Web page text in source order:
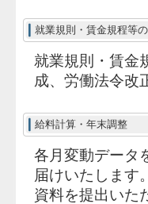
就業規則・賃金規程等
就業規則・賃金
成、労働法令改
給料計算・年末調整
各月変動データ
届けいたします
資料を提出いた